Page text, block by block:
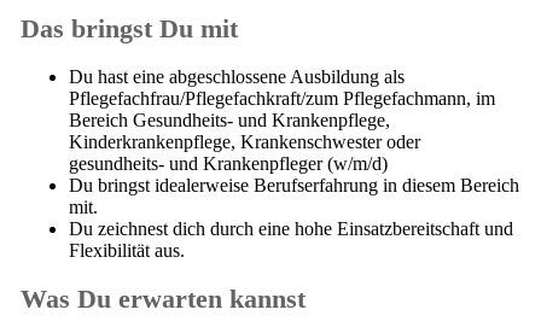
Das bringst Du mit
Du hast eine abgeschlossene Ausbildung als
Pflegefachfrau/Pflegefachkraft/zum Pflegefachmann, im
Bereich Gesundheits- und Krankenpflege,
Kinderkrankenpflege, Krankenschwester oder
gesundheits- und Krankenpfleger (w/m/d)
Du bringst idealerweise Berufserfahrung in diesem Bereich
mit.
Du zeichnest dich durch eine hohe Einsatzbereitschaft und
Flexibilität aus.
Was Du erwarten kannst